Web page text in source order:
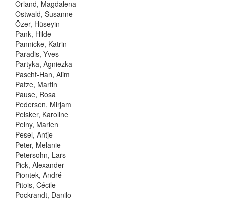
Orland, Magdalena
Ostwald, Susanne
Özer, Hüseyin
Pank, Hilde
Pannicke, Katrin
Paradis, Yves
Partyka, Agniezka
Pascht-Han, Alim
Patze, Martin
Pause, Rosa
Pedersen, Mirjam
Peisker, Karoline
Pelny, Marlen
Pesel, Antje
Peter, Melanie
Petersohn, Lars
Pick, Alexander
Piontek, André
Pitois, Cécile
Pockrandt, Danilo